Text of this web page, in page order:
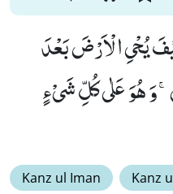
یُحْیِ الْاَرْضَ بَعْدَ
وَ هُوَ عَلٰى كُلِّ شَیْءٍ
Kanz ul Iman Kanz